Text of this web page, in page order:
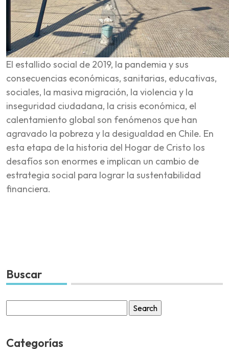
El estallido social de 2019, la pandemia y sus
consecuencias económicas, sanitarias, educativas,
sociales, la masiva migración, la violencia y la
inseguridad ciudadana, la crisis económica, el
calentamiento global son fenómenos que han
agravado la pobreza y la desigualdad en Chile. En
esta etapa de la historia del Hogar de Cristo los
desafíos son enormes e implican un cambio de
estrategia social para lograr la sustentabilidad
financiera.
Buscar
for:
Categorías